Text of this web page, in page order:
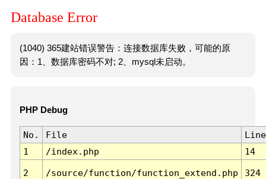
Database Error
(1040) 365建站错误警告：连接数据库失败，可能的原
因：1、数据库密码不对; 2、mysql未启动。
PHP Debug
No. File
Line
1
/index.php 14
2 /source/function/function_extend.php 324